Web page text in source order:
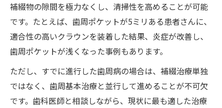
補綴物の隙間を極力なくし、清掃性を高めることが可能
です。たとえば、歯周ポケットが5ミリある患者さんに、
適合性の高いクラウンを装着した結果、炎症が改善し、
歯周ポケットが浅くなった事例もあります。
ただし、すでに進行した歯周病の場合は、補綴治療単独
ではなく、歯周基本治療と並行して進めることが不可欠
です。歯科医師と相談しながら、現状に最も適した治療